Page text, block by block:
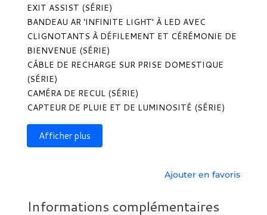
EXIT ASSIST (SÉRIE)
BANDEAU AR ‘INFINITE LIGHT’ À LED AVEC
CLIGNOTANTS À DÉFILEMENT ET CÉRÉMONIE DE
BIENVENUE (SÉRIE)
CÂBLE DE RECHARGE SUR PRISE DOMESTIQUE
(SÉRIE)
CAMÉRA DE RECUL (SÉRIE)
CAPTEUR DE PLUIE ET DE LUMINOSITÉ (SÉRIE)
Afficher plus
Ajouter en favoris
Informations complémentaires